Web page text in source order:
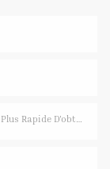
Une Réponse)